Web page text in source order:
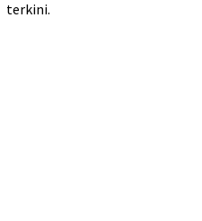
terkini.